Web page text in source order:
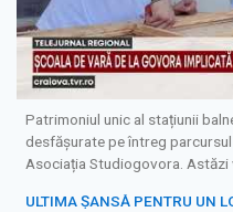
Patrimoniul unic al stațiunii
desfășurate pe întreg
Asociația Studiogovora.
ULTIMA ȘANSĂ PENTRU UN